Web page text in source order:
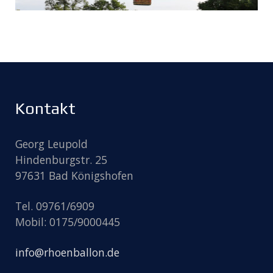
Kontakt
Georg Leupold
Hindenburgstr. 25
97631 Bad Königshofen
Tel. 09761/6909
Mobil: 0175/9000445
info@rhoenballon.de